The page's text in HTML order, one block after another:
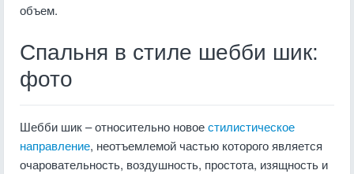
объем.
Спальня в стиле шебби шик:
фото
Шебби шик – относительно новоестилистическое
направление, неотъемлемой частью которого является
очаровательность, воздушность, простота, изящность и